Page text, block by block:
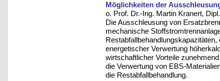
Möglichkeiten der
o. Prof. Dr.-Ing. Martin Kranert,
Die Ausschleusung von
mechanische
energetischer Verwertung
wirtschaftlicher Vorteile
die Verwertung von EBS-
die Restabfallbehandlung.